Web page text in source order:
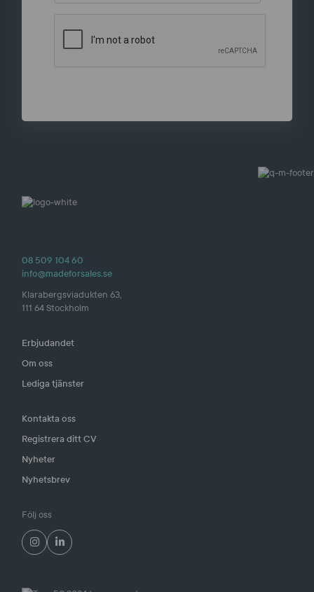
08 509 104 60
info@madeforsales.se
Klarabergsviadukten 63,
111 64 Stockholm
Erbjudandet
Om oss
Lediga tjänster
Kontakta oss
Registrera ditt CV
Nyheter
Nyhetsbrev
Följ oss